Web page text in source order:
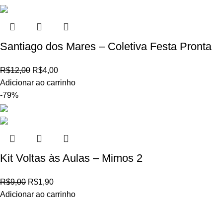
Santiago dos Mares – Coletiva Festa Pronta
R$12,00 R$4,00
Adicionar ao carrinho
-79%
Kit Voltas às Aulas – Mimos 2
R$9,00 R$1,90
Adicionar ao carrinho